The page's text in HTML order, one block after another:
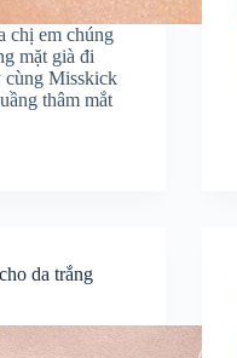
chị em chúng
mặt già đi
cùng Misskick
thâm mắt
da trắng